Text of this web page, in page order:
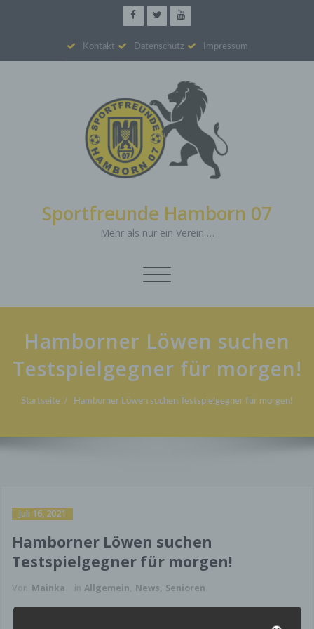
Kontakt Datenschutz Impressum
Sportfreunde Hamborn 07
Mehr als nur ein Verein …
Schalte
Hamborner Löwen suchen
Testspielgegner für morgen!
Startseite Hamborner Löwen suchen Testspielgegner für morgen!
Juli 16, 2021
Hamborner Löwen suchen
Testspielgegner für morgen!
Von Mainka in Allgemein, News, Senioren